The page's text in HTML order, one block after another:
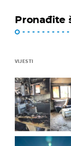
Pronađite
VIJESTI